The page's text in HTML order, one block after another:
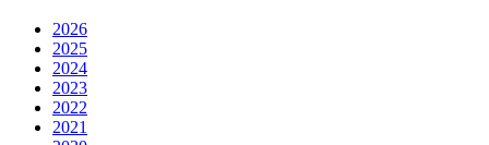
2026
2025
2024
2023
2022
2021